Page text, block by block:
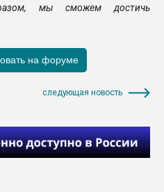
мы сможем достичь
следующая новость